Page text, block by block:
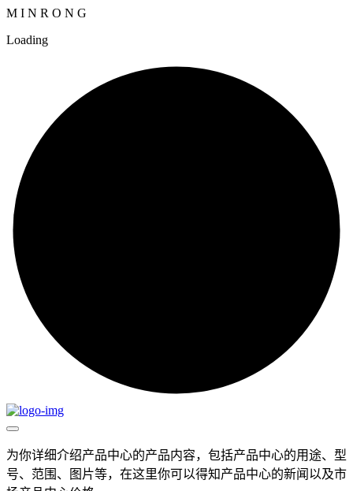
M I N R O N G
Loading
为你详细介绍产品中心的产品内容，包括产品中心的用途、型
号、范围、图片等，在这里你可以得知产品中心的新闻以及市